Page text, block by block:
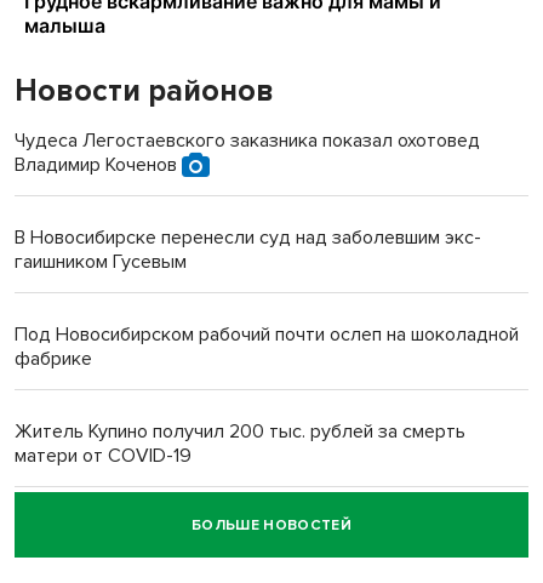
Новости районов
Чудеса Легостаевского заказника показал охотовед
Владимир Коченов
В Новосибирске перенесли суд над заболевшим экс-
гаишником Гусевым
Под Новосибирском рабочий почти ослеп на шоколадной
фабрике
Житель Купино получил 200 тыс. рублей за смерть
матери от COVID-19
Новосибирский суд наказал водителя за смерть
пенсионерки на вокзале
БОЛЬШЕ НОВОСТЕЙ